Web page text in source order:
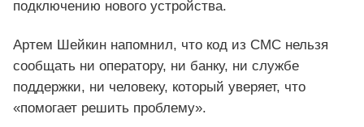
подключению нового устройства.
Артем Шейкин напомнил, что код из СМС нельзя
сообщать ни оператору, ни банку, ни службе
поддержки, ни человеку, который уверяет, что
«помогает решить проблему».